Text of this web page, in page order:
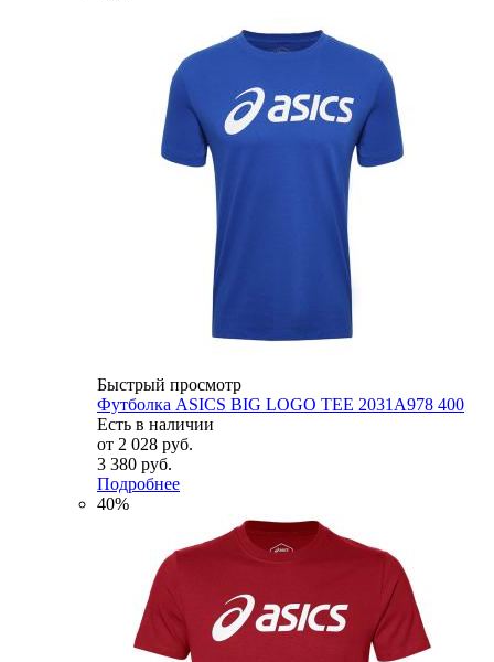
Быстрый просмотр
Футболка ASICS BIG LOGO TEE 2031A978 400
Есть в наличии
от 2 028 руб.
3 380 руб.
Подробнее
40%